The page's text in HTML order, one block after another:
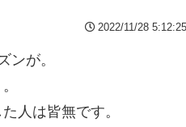
2022/11/28
ンが。
人は皆無です。